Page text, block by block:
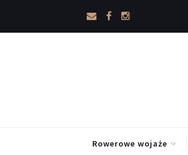
Rowerowe wojaże